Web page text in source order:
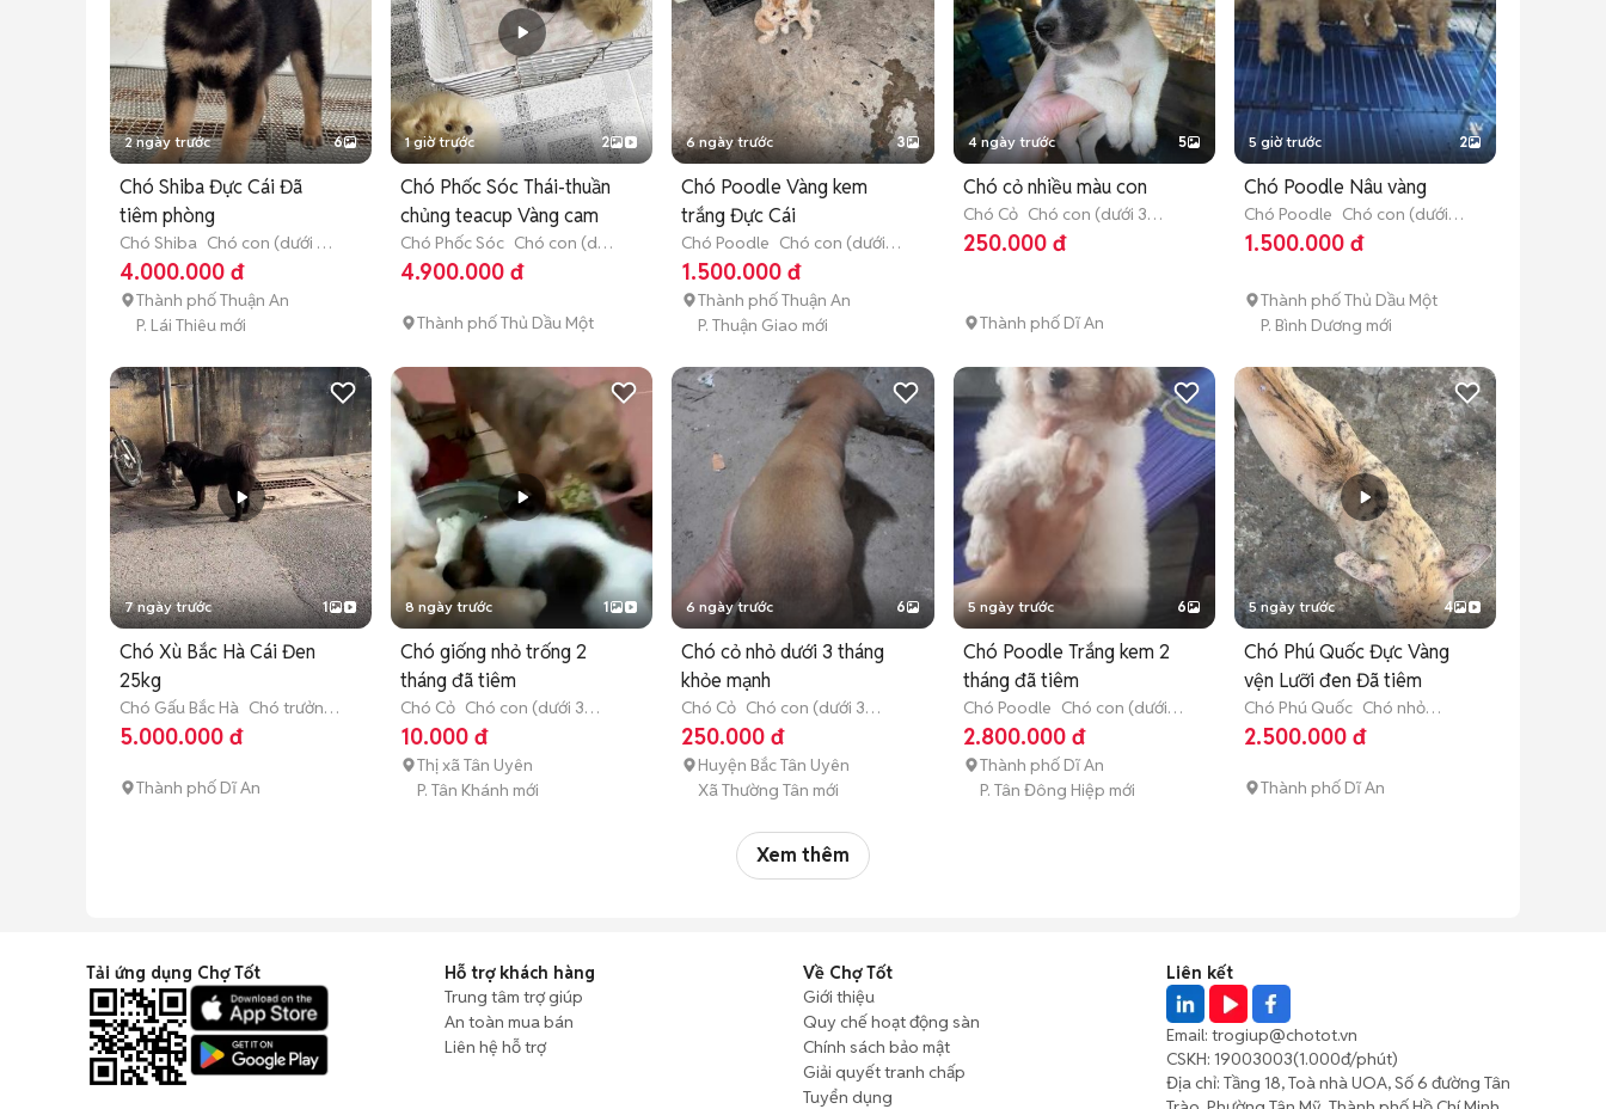
2 ngày trước 6
Chó Shiba Đực Cái Đã
tiêm phòng
Chó Shiba Chó con (dưới 3
tháng tuổi)
4.000.000 đ
Thành phố Thuận An
P. Lái Thiêu mới
1 giờ trước 2
Chó Phốc Sóc Thái-thuần
chủng teacup Vàng cam
Chó Phốc Sóc Chó con (dưới
3 tháng tuổi)
4.900.000 đ
Thành phố Thủ Dầu Một
6 ngày trước 3
Chó Poodle Vàng kem
trắng Đực Cái
Chó Poodle Chó con (dưới 3
tháng tuổi)
1.500.000 đ
Thành phố Thuận An
P. Thuận Giao mới
4 ngày trước 5
Chó cỏ nhiều màu con
Chó Cỏ Chó con (dưới 3
tháng tuổi)
250.000 đ
Thành phố Dĩ An
5 giờ trước 2
Chó Poodle Nâu vàng
Chó Poodle Chó con (dưới 3
tháng tuổi)
1.500.000 đ
Thành phố Thủ Dầu Một
P. Bình Dương mới
7 ngày trước 1
Chó Xù Bắc Hà Cái Đen
25kg
Chó Gấu Bắc Hà Chó trưởng
thành (hơn 1 tuổi)
5.000.000 đ
Thành phố Dĩ An
8 ngày trước 1
Chó giống nhỏ trống 2
tháng đã tiêm
Chó Cỏ Chó con (dưới 3
tháng tuổi)
10.000 đ
Thị xã Tân Uyên
P. Tân Khánh mới
6 ngày trước 6
Chó cỏ nhỏ dưới 3 tháng
khỏe mạnh
Chó Cỏ Chó con (dưới 3
tháng tuổi)
250.000 đ
Huyện Bắc Tân Uyên
Xã Thường Tân mới
5 ngày trước 6
Chó Poodle Trắng kem 2
tháng đã tiêm
Chó Poodle Chó con (dưới 3
tháng tuổi)
2.800.000 đ
Thành phố Dĩ An
P. Tân Đông Hiệp mới
5 ngày trước 4
Chó Phú Quốc Đực Vàng
vện Lưỡi đen Đã tiêm
Chó Phú Quốc Chó nhỏ
(dưới 1 năm tuổi)
2.500.000 đ
Thành phố Dĩ An
Xem thêm
Tải ứng dụng Chợ Tốt
Hỗ trợ khách hàng
Trung tâm trợ giúp
An toàn mua bán
Liên hệ hỗ trợ
Về Chợ Tốt
Giới thiệu
Quy chế hoạt động sàn
Chính sách bảo mật
Giải quyết tranh chấp
Tuyển dụng
Liên kết
Email: trogiup@chotot.vn
CSKH: 19003003(1.000đ/phút)
Địa chỉ: Tầng 18, Toà nhà UOA, Số 6 đường Tân